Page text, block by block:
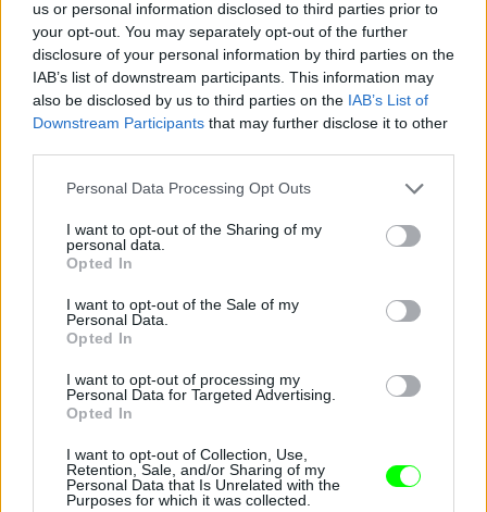
us or personal information disclosed to third parties prior to
your opt-out. You may separately opt-out of the further
disclosure of your personal information by third parties on the
IAB’s list of downstream participants. This information may
also be disclosed by us to third parties on the IAB’s List of
Downstream Participants that may further disclose it to other
Please note that this website/app uses one or more Google
not limited to your visit or usage behaviour. You may click to
grant or deny consent to Google and its third-party tags to
use your data for below specified purposes in below Google
consent section.
Personal Data Processing Opt Outs
I want to opt-out of the Sharing of my
personal data.
Opted In
I want to opt-out of the Sale of my
Personal Data.
Opted In
I want to opt-out of processing my
Personal Data for Targeted Advertising.
Opted In
I want to opt-out of Collection, Use,
Retention, Sale, and/or Sharing of my
Personal Data that Is Unrelated with the
Purposes for which it was collected.
Az esemény egyébként a Dior New York-i butikjának
újramegnyitója volt
Fotó: north / Northfoto